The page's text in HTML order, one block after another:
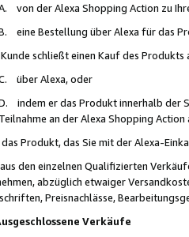
von der Alexa Shopping Action zu
eine Bestellung über Alexa für das
schließt einen Kauf des
über Alexa, oder
indem er das Produkt innerhalb der
Teilnahme an der Alexa Shopping Action
Produkt, das Sie mit der Alexa-
den einzelnen Qualifizierten
abzüglich etwaiger
Preisnachlässe,
Verkäufe